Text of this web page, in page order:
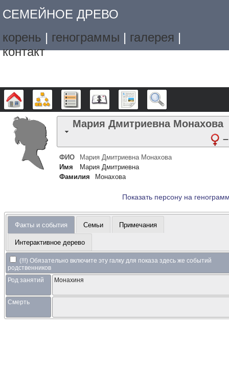
СЕМЕЙНОЕ ДРЕВО
корень | генограммы | галерея |
контакт
Дерево Графики Списки Календарь Отчёты
Мария Дмитриевна Монахова
–
ФИО Мария Дмитриевна Монахова
Имя
Мария Дмитриевна
Фамилия
Монахова
Показать персону на
Факты и события Семьи Примечания
Интерактивное дерево
(!!!) Обязательно включите эту галку для показа здесь же событий
родственников
Род занятий
Монахиня
Смерть